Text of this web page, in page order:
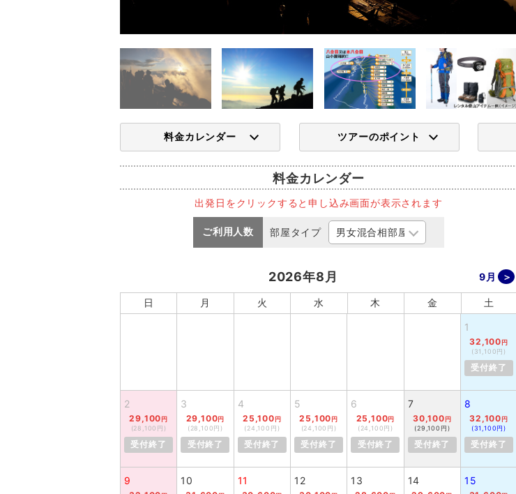
料金カレンダー ツアーのポイント
料金カレンダー
出発日をクリックすると申し込み画面が表示されます
ご利用人数 部屋タイプ
2026年8月 9月
日 月 火 水 木 金 土
1
32,100 円
(31,100円)
受付終了
2
29,100 円
(28,100円)
受付終了
3
29,100円
(28,100円)
受付終了
4
25,100 円
(24,100円)
受付終了
5
25,100 円
(24,100円)
受付終了
6
25,100円
(24,100円)
受付終了
7
30,100 円
(29,100円)
受付終了
8
32,100 円
(31,100円)
受付終了
9 10 11 12 13 14 15